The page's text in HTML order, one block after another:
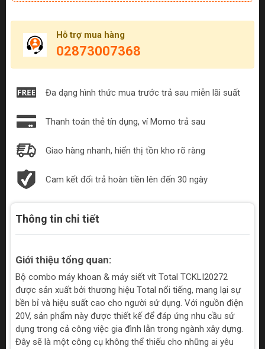
Hỗ trợ mua hàng
02873007368
Đa dạng hình thức mua trước trả sau miễn lãi suất
Thanh toán thẻ tín dụng, ví Momo trả sau
Giao hàng nhanh, hiển thị tồn kho rõ ràng
Cam kết đổi trả hoàn tiền lên đến 30 ngày
Thông tin chi tiết
Giới thiệu tổng quan:
Bộ combo máy khoan & máy siết vít Total TCKLI20272
được sản xuất bởi thương hiệu Total nổi tiếng, mang lại sự
bền bỉ và hiệu suất cao cho người sử dụng. Với nguồn điện
20V, sản phẩm này được thiết kế để đáp ứng nhu cầu sử
dụng trong cả công việc gia đình lẫn trong ngành xây dựng.
Đây sẽ là một công cụ không thể thiếu cho những ai yêu